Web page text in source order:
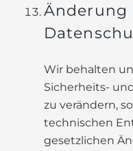
Änderung
Wir behalten
Sicherheits-
zu verändern,
technischen
gesetzlichen